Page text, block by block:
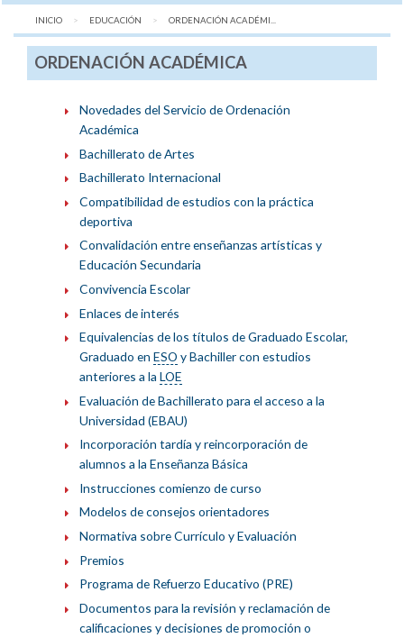
INICIO EDUCACIÓN AQUÍ:
ORDENACIÓN ACADÉMI...
ORDENACIÓN ACADÉMICA
Novedades del Servicio de Ordenación
Académica
Bachillerato de Artes
Bachillerato Internacional
Compatibilidad de estudios con la práctica
deportiva
Convalidación entre enseñanzas artísticas y
Educación Secundaria
Convivencia Escolar
Enlaces de interés
Equivalencias de los títulos de Graduado Escolar,
Graduado en ESO y Bachiller con estudios
anteriores a la LOE
Evaluación de Bachillerato para el acceso a la
Universidad (EBAU)
Incorporación tardía y reincorporación de
alumnos a la Enseñanza Básica
Instrucciones comienzo de curso
Modelos de consejos orientadores
Normativa sobre Currículo y Evaluación
Premios
Programa de Refuerzo Educativo (PRE)
Documentos para la revisión y reclamación de
calificaciones y decisiones de promoción o